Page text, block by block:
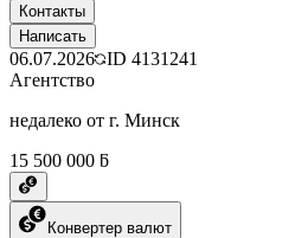
Контакты
Написать
06.07.2026 ID 4131241
Агентство
недалеко от г. Минск
15 500 000 ƃ
Конвертер валют